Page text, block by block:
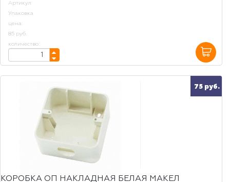
Артикул
Упаковка
цена:
85 руб.
количество:
75 руб.
КОРОБКА ОП НАКЛАДНАЯ БЕЛАЯ МАКЕЛ